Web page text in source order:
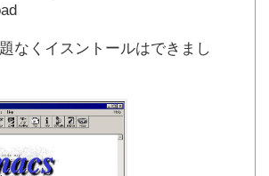
なくイスントールはできまし